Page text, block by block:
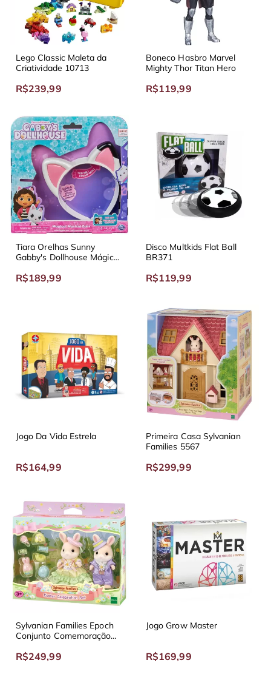
Lego Classic Maleta da
Criatividade 10713
R$239,99
Boneco Hasbro Marvel
Mighty Thor Titan Hero
R$119,99
Tiara Orelhas Sunny
Gabby's Dollhouse Mágicas
R$189,99
Disco Multkids Flat Ball
BR371
R$119,99
Jogo Da Vida Estrela
R$164,99
Primeira Casa Sylvanian
Families 5567
R$299,99
Sylvanian Families Epoch
Conjunto Comemoração
R$249,99
Jogo Grow Master
R$169,99